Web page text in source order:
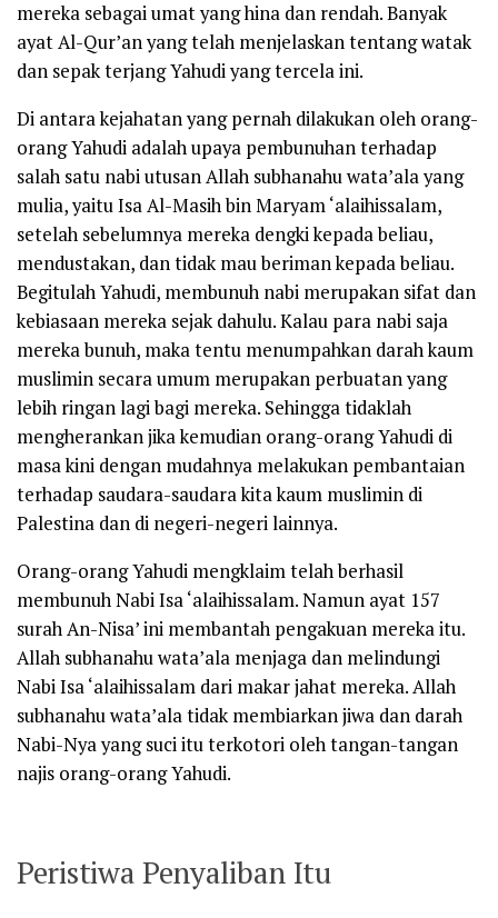
mereka sebagai umat yang hina dan rendah. Banyak
ayat Al-Qur’an yang telah menjelaskan tentang watak
dan sepak terjang Yahudi yang tercela ini.
Di antara kejahatan yang pernah dilakukan oleh orang-
orang Yahudi adalah upaya pembunuhan terhadap
salah satu nabi utusan Allah subhanahu wata’alayang
mulia, yaitu Isa Al-Masih bin Maryam‘alaihissalam,
setelah sebelumnya mereka dengki kepada beliau,
mendustakan, dan tidak mau beriman kepada beliau.
Begitulah Yahudi, membunuh nabi merupakan sifat dan
kebiasaan mereka sejak dahulu. Kalau para nabi saja
mereka bunuh, maka tentu menumpahkan darah kaum
muslimin secara umum merupakan perbuatan yang
lebih ringan lagi bagi mereka. Sehingga tidaklah
mengherankan jika kemudian orang-orang Yahudi di
masa kini dengan mudahnya melakukan pembantaian
terhadap saudara-saudara kita kaum muslimin di
Palestina dan di negeri-negeri lainnya.
Orang-orang Yahudi mengklaim telah berhasil
membunuh Nabi Isa‘alaihissalam. Namun ayat 157
surah An-Nisa’ ini membantah pengakuan mereka itu.
Allah subhanahu wata’ala menjaga dan melindungi
Nabi Isa‘alaihissalam dari makar jahat mereka. Allah
subhanahu wata’alatidak membiarkan jiwa dan darah
Nabi-Nya yang suci itu terkotori oleh tangan-tangan
najis orang-orang Yahudi.
Peristiwa Penyaliban Itu